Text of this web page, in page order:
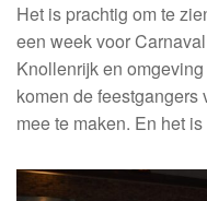
Het is prachtig om te
een week voor
Knollenrijk en
komen de feestgangers
mee te maken. En het